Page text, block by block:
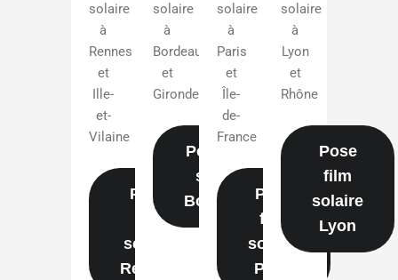
solaire
à
Rennes
et
Ille-
et-
Vilaine
Pose
film
solaire
Rennes
solaire
à
Bordeaux
et
Gironde
Pose film
solaire
Bordeaux
solaire
à
Paris
et
Île-
de-
France
Pose
film
solaire
Paris
solaire
à
Lyon
et
Rhône
Pose
film
solaire
Lyon